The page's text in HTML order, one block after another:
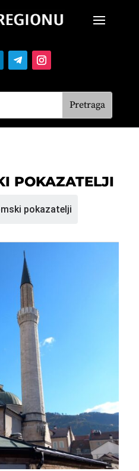
POKAZATELJI
pokazatelji